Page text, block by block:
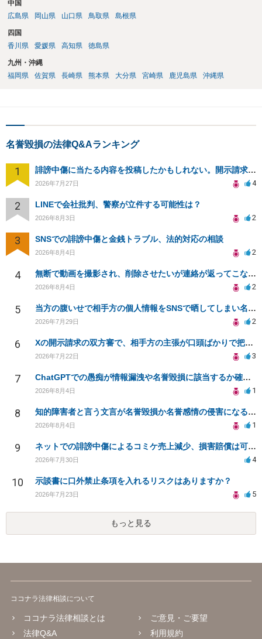
中国
広島県
岡山県 山口県 鳥取県 島根県
四国
香川県
愛媛県 高知県 徳島県
九州・沖縄
福岡県
佐賀県 長崎県 熊本県 大分県 宮崎県 鹿児島県 沖縄県
名誉毀損の法律Q&Aランキング
1 誹謗中傷に当たる内容を投稿したかもしれない。開示請求や民事刑事裁判に発展しうるのか教えて欲しい。
2026年7月27日 4
2 LINEで会社批判、警察が立件する可能性は？
2026年8月3日 2
3 SNSでの誹謗中傷と金銭トラブル、法的対応の相談
2026年8月4日 2
4 無断で動画を撮影され、削除させたいが連絡が返ってこない。
2026年8月4日 2
5 当方の腹いせで相手方の個人情報をSNSで晒してしまい名誉毀損させてしまったかもしれない
2026年7月29日 2
6 Xの開示請求の双方審で、相手方の主張が口頭ばかりで把握しきれません
2026年7月22日 3
7 ChatGPTでの愚痴が情報漏洩や名誉毀損に該当するか確認したい
2026年8月4日 1
8 知的障害者と言う文言が名誉毀損か名誉感情の侵害になるか教えてほしい。
2026年8月4日 1
9 ネットでの誹謗中傷によるコミケ売上減少、損害賠償は可能か？
2026年7月30日 4
10 示談書に口外禁止条項を入れるリスクはありますか？
2026年7月23日 5
もっと見る
ココナラ法律相談について
ココナラ法律相談とは
法律Q&A
ご意見・ご要望
利用規約